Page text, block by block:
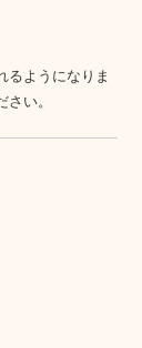
るようになりま
い。